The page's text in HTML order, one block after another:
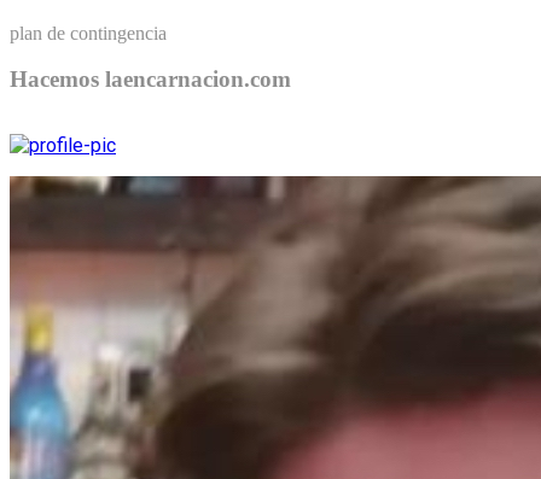
plan de contingencia
Hacemos laencarnacion.com